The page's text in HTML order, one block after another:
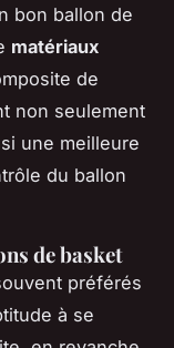
bon ballon de
matériaux
de
non seulement
une meilleure
du ballon
de basket
préférés
à se